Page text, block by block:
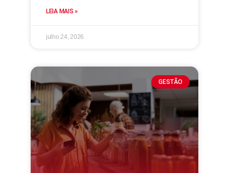
LEIA MAIS »
julho 24, 2026
GESTÃO